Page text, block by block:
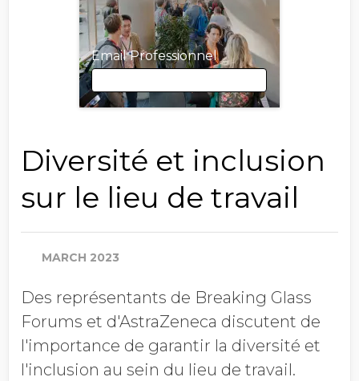
Email Professionnel
Prénom
Société
Diversité et inclusion
sur le lieu de travail
MARCH 2023
Des représentants de Breaking Glass
Forums et d'AstraZeneca discutent de
l'importance de garantir la diversité et
l'inclusion au sein du lieu de travail.